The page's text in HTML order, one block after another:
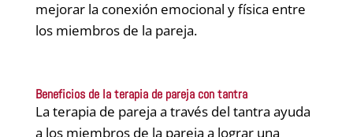
mejorar la conexión emocional y física entre
los miembros de la pareja.
Beneficios de la terapia de pareja con tantra
La terapia de pareja a través del tantra ayuda
a los miembros de la pareja a lograr una